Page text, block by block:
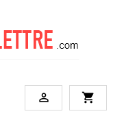
 shopping_cart